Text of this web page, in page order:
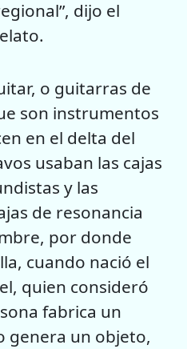
dijo el
o guitarras de
son instrumentos
en el delta del
usaban las cajas
y las
de resonancia
por donde
cuando nació el
quien consideró
fabrica un
genera un objeto,